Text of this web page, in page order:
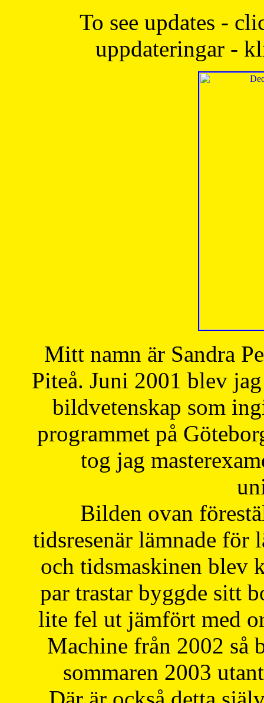
To see updates -
uppdateringar -
Mitt namn är Sandra
Piteå. Juni 2001 blev
bildvetenskap som
programmet på
tog jag
Bilden ovan
tidsresenär lämnade för
och tidsmaskinen blev
par trastar byggde sitt
lite fel ut jämfört med
Machine från 2002 så
sommaren 2003